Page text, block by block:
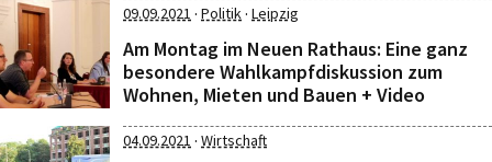
09.09.2021 · Politik· Leipzig
Am Montag im Neuen Rathaus: Eine ganz
besondere Wahlkampfdiskussion zum
Wohnen, Mieten und Bauen + Video
04.09.2021 · Wirtschaft